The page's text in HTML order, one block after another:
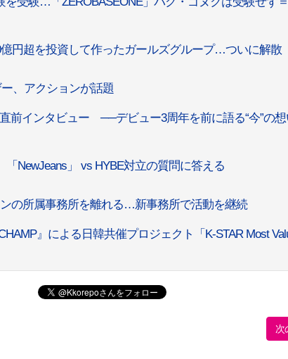
億円超を投資して作ったガールズグループ…ついに解散
ー、アクションが話題
前インタビュー ──デビュー3周年を前に語る“今”の
NewJeans」 vs HYBE対立の質問に答える
ンの所属事務所を離れる…新事務所で活動を継続
』による日韓共催プロジェクト「K-STAR Most
次